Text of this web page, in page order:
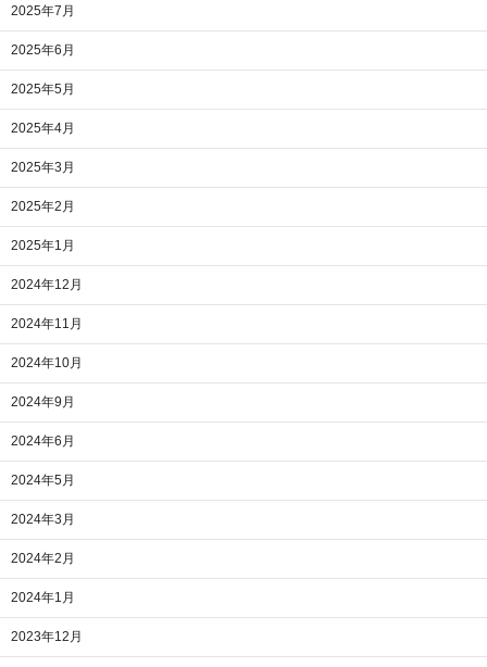
2025年7月
2025年6月
2025年5月
2025年4月
2025年3月
2025年2月
2025年1月
2024年12月
2024年11月
2024年10月
2024年9月
2024年6月
2024年5月
2024年3月
2024年2月
2024年1月
2023年12月